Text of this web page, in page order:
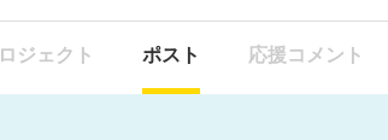
ジェクト ポスト 応援コメント